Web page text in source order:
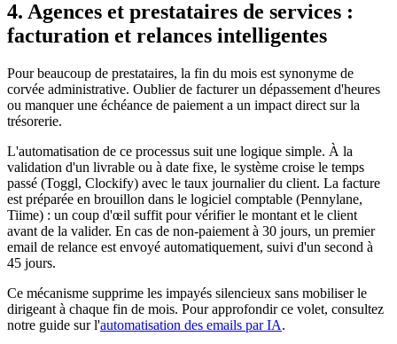
4. Agences et prestataires de services :
facturation et relances intelligentes
Pour beaucoup de prestataires, la fin du mois est synonyme de
corvée administrative. Oublier de facturer un dépassement d'heures
ou manquer une échéance de paiement a un impact direct sur la
trésorerie.
L'automatisation de ce processus suit une logique simple. À la
validation d'un livrable ou à date fixe, le système croise le temps
passé (Toggl, Clockify) avec le taux journalier du client. La facture
est préparée en brouillon dans le logiciel comptable (Pennylane,
Tiime) : un coup d'œil suffit pour vérifier le montant et le client
avant de la valider. En cas de non-paiement à 30 jours, un premier
email de relance est envoyé automatiquement, suivi d'un second à
45 jours.
Ce mécanisme supprime les impayés silencieux sans mobiliser le
dirigeant à chaque fin de mois. Pour approfondir ce volet, consultez
notre guide sur l'automatisation des emails par IA.